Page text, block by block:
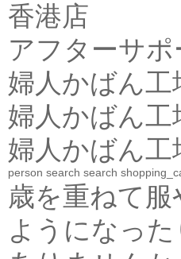
香港店
アフターサポ
婦人かばん工
婦人かばん工
婦人かばん工
person search search
歳を重ねて
ようになっ